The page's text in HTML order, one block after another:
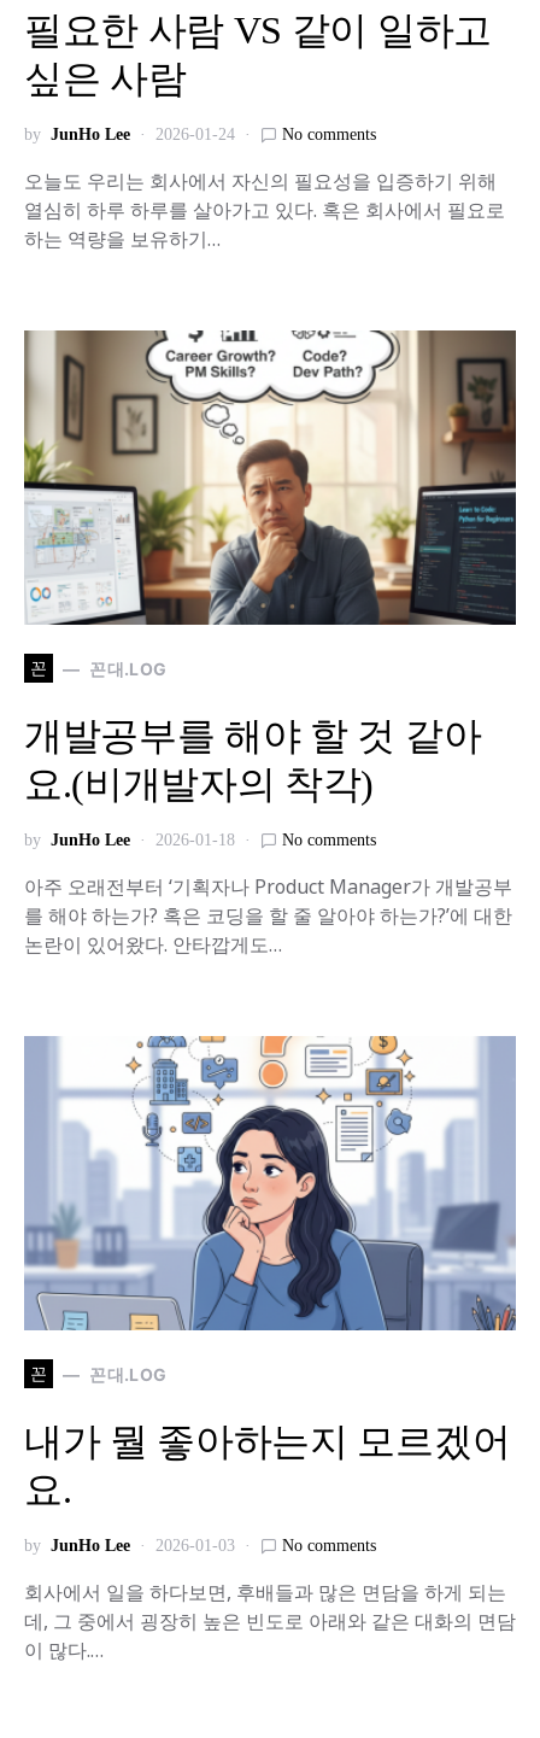
필요한 사람 VS 같이 일하고
싶은 사람
by JunHo Lee 2026-01-24 No comments
오늘도 우리는 회사에서 자신의 필요성을 입증하기 위해
열심히 하루 하루를 살아가고 있다. 혹은 회사에서 필요로
하는 역량을 보유하기…
꼰 꼰대.LOG
개발공부를 해야 할 것 같아
요.(비개발자의 착각)
by JunHo Lee 2026-01-18 No comments
아주 오래전부터 ‘기획자나 Product Manager가 개발공부
를 해야 하는가? 혹은 코딩을 할 줄 알아야 하는가?’에 대한
논란이 있어왔다. 안타깝게도…
꼰 꼰대.LOG
내가 뭘 좋아하는지 모르겠어
요.
by JunHo Lee 2026-01-03 No comments
회사에서 일을 하다보면, 후배들과 많은 면담을 하게 되는
데, 그 중에서 굉장히 높은 빈도로 아래와 같은 대화의 면담
이 많다.…